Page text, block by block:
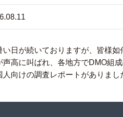
い日が続いておりますが、皆様
声高に叫ばれ、各地方でDMO組
人向けの調査レポートがありま